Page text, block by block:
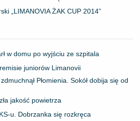
„LIMANOVIA ŻAK CUP 2014”
w domu po wyjściu ze szpitala
juniorów Limanovii
Płomienia. Sokół dobija się od
jakość powietrza
u. Dobrzanka się rozkręca